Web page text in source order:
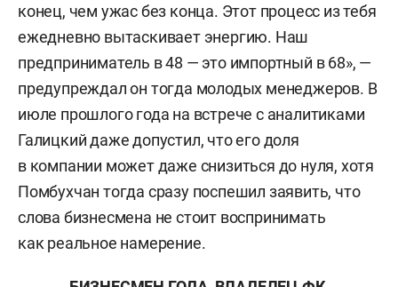
конец, чем ужас без конца. Этот процесс из тебя
ежедневно вытаскивает энергию. Наш
предприниматель в 48 — это импортный в 68», —
предупреждал он тогда молодых менеджеров. В
июле прошлого года на встрече с аналитиками
Галицкий даже допустил, что его доля
в компании может даже снизиться до нуля, хотя
Помбухчан тогда сразу поспешил заявить, что
слова бизнесмена не стоит воспринимать
как реальное намерение.